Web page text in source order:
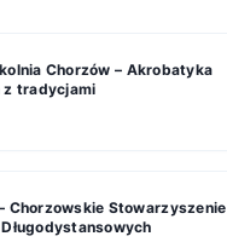
Chorzów – Akrobatyka
tradycjami
Chorzowskie Stowarzyszenie